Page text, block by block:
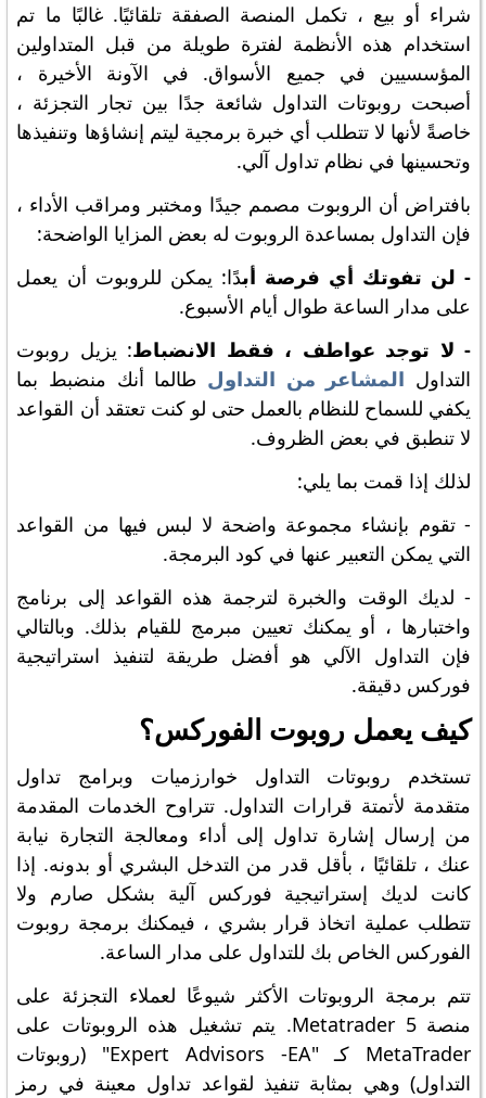
شراء أو بيع ، تكمل المنصة الصفقة تلقائيًا. غالبًا ما تم
استخدام هذه الأنظمة لفترة طويلة من قبل المتداولين
المؤسسيين في جميع الأسواق. في الآونة الأخيرة ،
أصبحت روبوتات التداول شائعة جدًا بين تجار التجزئة ،
خاصةً لأنها لا تتطلب أي خبرة برمجية ليتم إنشاؤها وتنفيذها
وتحسينها في نظام تداول آلي.
بافتراض أن الروبوت مصمم جيدًا ومختبر ومراقب الأداء ،
فإن التداول بمساعدة الروبوت له بعض المزايا الواضحة:
- لن تفوتك أي فرصة أبدًا: يمكن للروبوت أن يعمل
على مدار الساعة طوال أيام الأسبوع.
- لا توجد عواطف ، فقط الانضباط: يزيل روبوت
التداول المشاعر من التداول طالما أنك منضبط بما
يكفي للسماح للنظام بالعمل حتى لو كنت تعتقد أن القواعد
لا تنطبق في بعض الظروف.
لذلك إذا قمت بما يلي:
- تقوم بإنشاء مجموعة واضحة لا لبس فيها من القواعد
التي يمكن التعبير عنها في كود البرمجة.
- لديك الوقت والخبرة لترجمة هذه القواعد إلى برنامج
واختبارها ، أو يمكنك تعيين مبرمج للقيام بذلك. وبالتالي
فإن التداول الآلي هو أفضل طريقة لتنفيذ استراتيجية
فوركس دقيقة.
كيف يعمل روبوت الفوركس؟
تستخدم روبوتات التداول خوارزميات وبرامج تداول
متقدمة لأتمتة قرارات التداول. تتراوح الخدمات المقدمة
من إرسال إشارة تداول إلى أداء ومعالجة التجارة نيابة
عنك ، تلقائيًا ، بأقل قدر من التدخل البشري أو بدونه. إذا
كانت لديك إستراتيجية فوركس آلية بشكل صارم ولا
تتطلب عملية اتخاذ قرار بشري ، فيمكنك برمجة روبوت
الفوركس الخاص بك للتداول على مدار الساعة.
تتم برمجة الروبوتات الأكثر شيوعًا لعملاء التجزئة على
منصة Metatrader 5. يتم تشغيل هذه الروبوتات على
MetaTrader كـ "Expert Advisors -EA" (روبوتات
التداول) وهي بمثابة تنفيذ لقواعد تداول معينة في رمز